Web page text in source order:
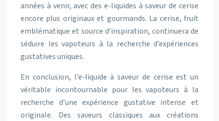
années à venir, avec des e-liquides à saveur de cerise
encore plus originaux et gourmands. La cerise, fruit
emblématique et source d’inspiration, continuera de
séduire les vapoteurs à la recherche d’expériences
gustatives uniques.
En conclusion, l’e-liquide à saveur de cerise est un
véritable incontournable pour les vapoteurs à la
recherche d’une expérience gustative intense et
originale. Des saveurs classiques aux créations